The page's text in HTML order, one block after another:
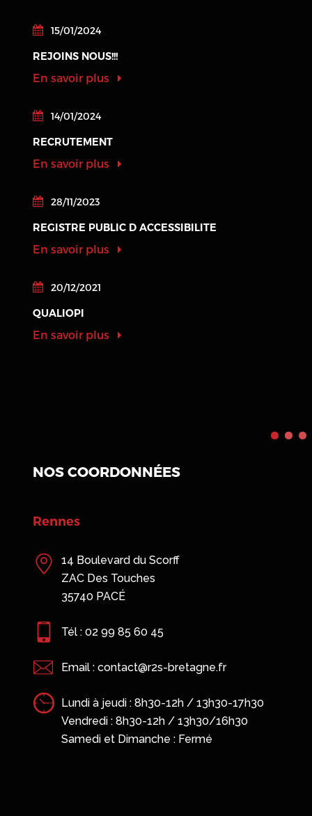
15/01/2024
REJOINS NOUS!!!
En savoir plus
14/01/2024
RECRUTEMENT
En savoir plus
28/11/2023
REGISTRE PUBLIC D ACCESSIBILITE
En savoir plus
20/12/2021
QUALIOPI
En savoir plus
NOS COORDONNÉES
Saint-Malo
13 B rue Claude Bernard
Tél : 02 23 18 56 89